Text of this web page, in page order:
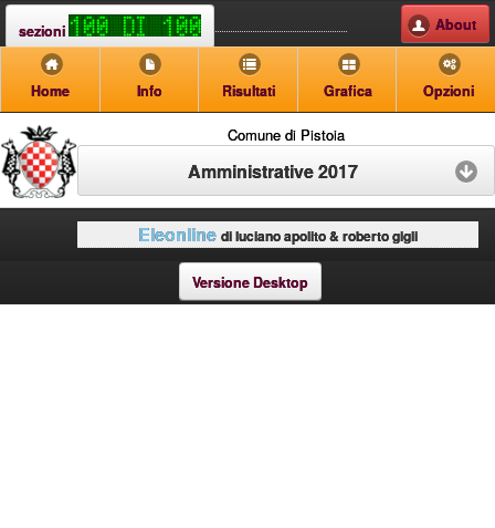
sezioni About
Home Info Risultati Grafica Opzioni
Comune di Pistoia
Amministrative 2017
Eleonline di luciano apolito & roberto gigli
Versione Desktop